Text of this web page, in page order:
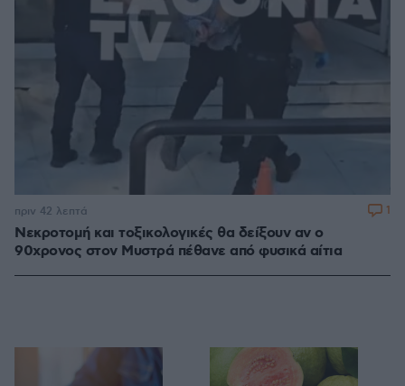
Νεκροτομή και τοξικολογικές θα δείξουν αν ο
90χρονος στον Μυστρά πέθανε από φυσικά αίτια
πριν 42 λεπτά 1